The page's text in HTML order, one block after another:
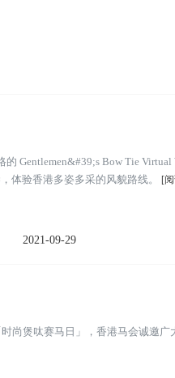
Gentlemen&#39;s Bow Tie
体验香港多姿多采的风貌路线。
[
2021-09-29
尚煲呔赛马日」，香港马会诚邀广